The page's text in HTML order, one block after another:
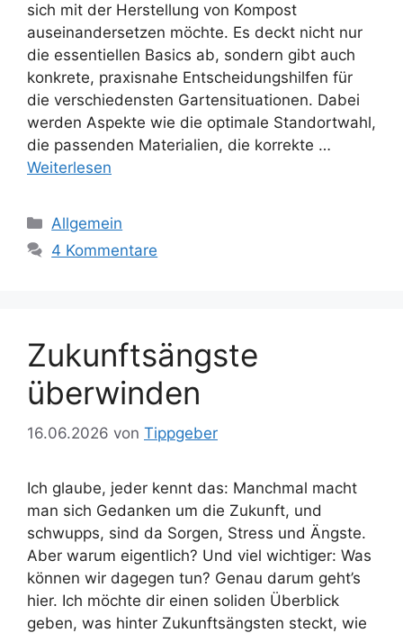
sich mit der Herstellung von Kompost
auseinandersetzen möchte. Es deckt nicht nur
die essentiellen Basics ab, sondern gibt auch
konkrete, praxisnahe Entscheidungshilfen für
die verschiedensten Gartensituationen. Dabei
werden Aspekte wie die optimale Standortwahl,
die passenden Materialien, die korrekte …
Weiterlesen
Kategorien
Allgemein
4 Kommentare
Zukunftsängste
überwinden
16.06.2026 von Tippgeber
Ich glaube, jeder kennt das: Manchmal macht
man sich Gedanken um die Zukunft, und
schwupps, sind da Sorgen, Stress und Ängste.
Aber warum eigentlich? Und viel wichtiger: Was
können wir dagegen tun? Genau darum geht’s
hier. Ich möchte dir einen soliden Überblick
geben, was hinter Zukunftsängsten steckt, wie